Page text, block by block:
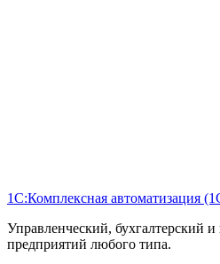
1С:Комплексная автоматизация
Управленческий, бухгалтерский
предприятий любого типа.